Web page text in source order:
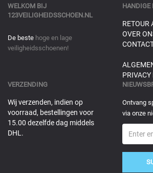
WELKOM BIJ
123VEILIGHEIDSSCHOEN.NL
De beste hoge en lage
veiligheidsschoenen!
HANDIGE
RETOUR
OVER
VERZENDING
Wij verzenden, indien op
voorraad, bestellingen voor
15.00 dezelfde dag middels
DHL.
Ontvang
via onze